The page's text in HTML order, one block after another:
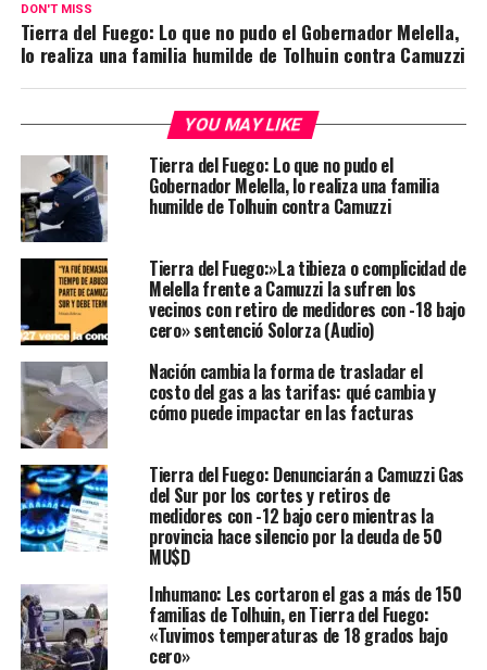
DON'T MISS
Tierra del Fuego: Lo que no pudo el Gobernador Melella,
lo realiza una familia humilde de Tolhuin contra Camuzzi
YOU MAY LIKE
Tierra del Fuego: Lo que no pudo el
Gobernador Melella, lo realiza una familia
humilde de Tolhuin contra Camuzzi
Tierra del Fuego:»La tibieza o complicidad de
Melella frente a Camuzzi la sufren los
vecinos con retiro de medidores con -18 bajo
cero» sentenció Solorza (Audio)
Nación cambia la forma de trasladar el
costo del gas a las tarifas: qué cambia y
cómo puede impactar en las facturas
Tierra del Fuego: Denunciarán a Camuzzi Gas
del Sur por los cortes y retiros de
medidores con -12 bajo cero mientras la
provincia hace silencio por la deuda de 50
MU$D
Inhumano: Les cortaron el gas a más de 150
familias de Tolhuin, en Tierra del Fuego:
«Tuvimos temperaturas de 18 grados bajo
cero»